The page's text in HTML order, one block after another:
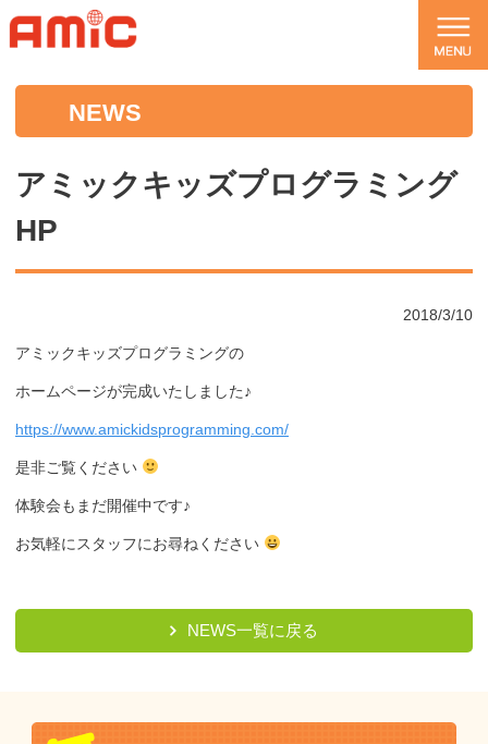
NEWS
アミックキッズプログラミング
HP
2018/3/10
アミックキッズプログラミングの
ホームページが完成いたしました♪
https://www.amickidsprogramming.com/
是非ご覧ください
体験会もまだ開催中です♪
お気軽にスタッフにお尋ねください
NEWS一覧に戻る